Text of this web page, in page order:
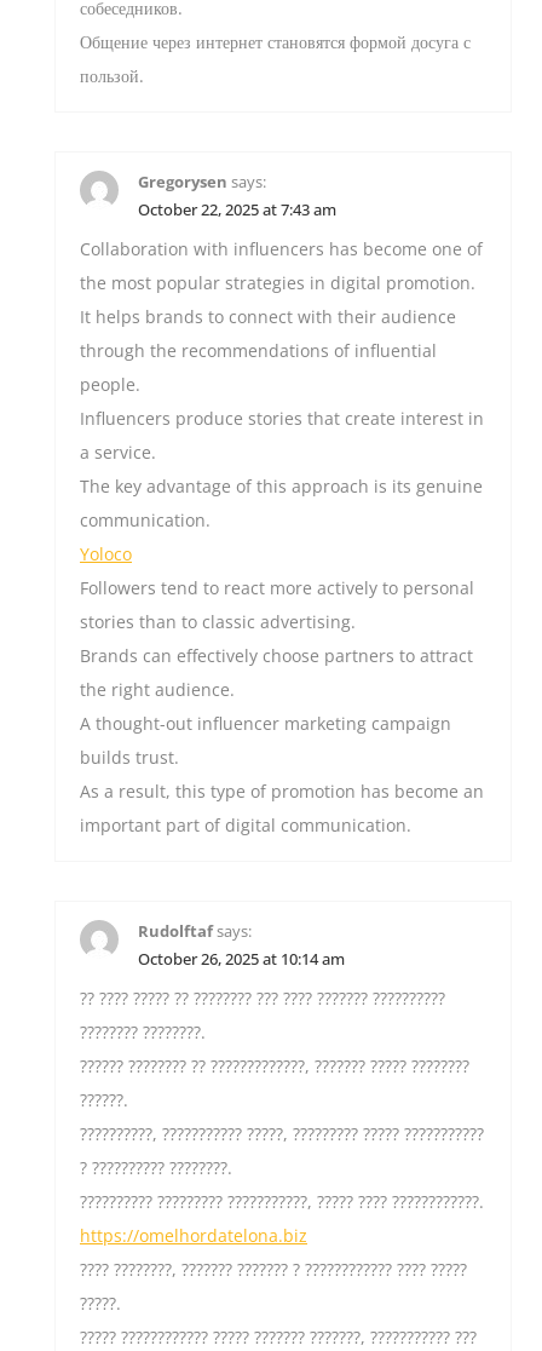
собеседников.
Общение через интернет становятся формой досуга с
пользой.
Gregorysen says:
October 22, 2025 at 7:43 am
Collaboration with influencers has become one of
the most popular strategies in digital promotion.
It helps brands to connect with their audience
through the recommendations of influential
people.
Influencers produce stories that create interest in
a service.
The key advantage of this approach is its genuine
communication.
Yoloco
Followers tend to react more actively to personal
stories than to classic advertising.
Brands can effectively choose partners to attract
the right audience.
A thought-out influencer marketing campaign
builds trust.
As a result, this type of promotion has become an
important part of digital communication.
Rudolftafsays:
October 26, 2025 at 10:14 am
?? ???? ????? ?? ???????? ??? ???? ??????? ??????????
???????? ????????.
?????? ???????? ?? ?????????????, ??????? ????? ????????
??????.
??????????, ??????????? ?????, ????????? ????? ???????????
? ?????????? ????????.
?????????? ????????? ???????????, ????? ???? ????????????.
https://omelhordatelona.biz
???? ????????, ??????? ??????? ? ???????????? ???? ?????
?????.
????? ???????????? ????? ??????? ???????, ??????????? ???